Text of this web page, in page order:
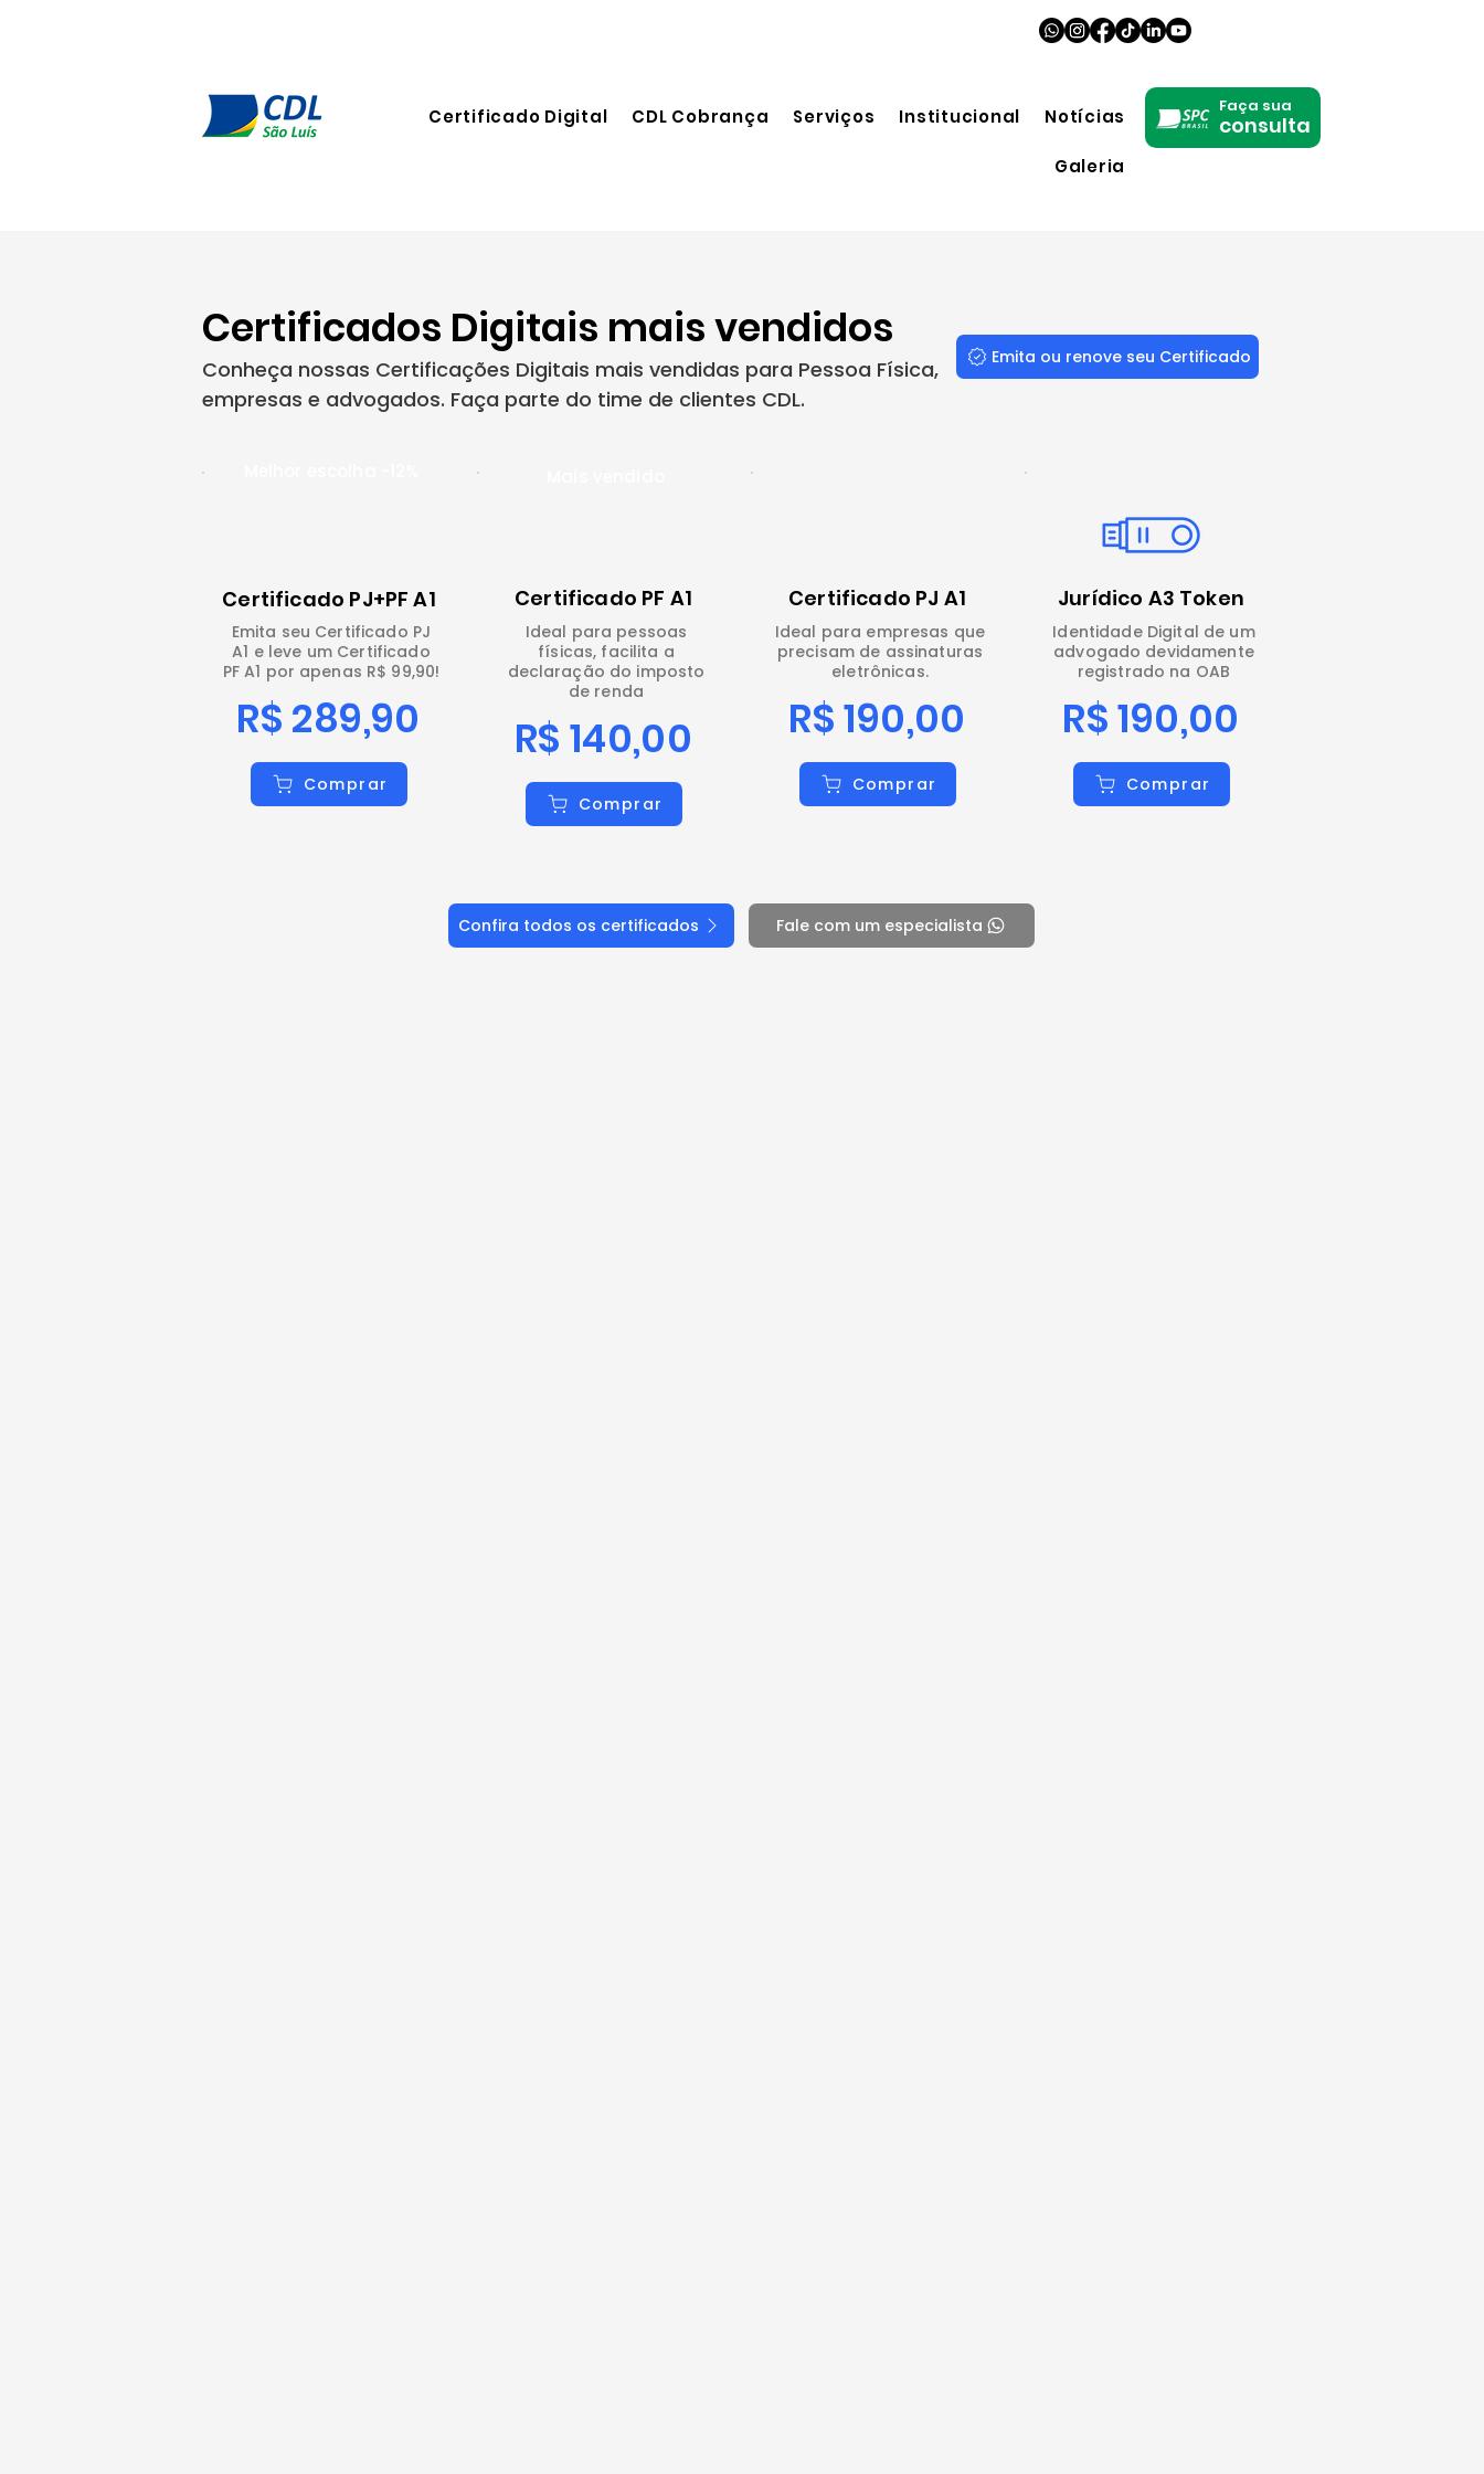
Certificado Digital CDL Cobrança Serviços Institucional Notícias
Galeria
Faça sua
consulta
Certificados Digitais mais vendidos
Conheça nossas Certificações Digitais mais vendidas para Pessoa Física,
empresas e advogados. Faça parte do time de clientes CDL.
Emita ou renove seu Certificado
Certificado PJ+PF A1
Emita seu Certificado PJ
A1 e leve um Certificado
PF A1 por apenas R$ 99,90!
R$ 289,90
Comprar
Certificado PF A1
Ideal para pessoas
físicas, facilita a
declaração do imposto
de renda
R$ 140,00
Comprar
Certificado PJ A1
Ideal para empresas que
precisam de assinaturas
eletrônicas.
R$ 190,00
Comprar
Jurídico A3 Token
Identidade Digital de um
advogado devidamente
registrado na OAB
R$ 190,00
Comprar
Confira todos os certificados Fale com um especialista